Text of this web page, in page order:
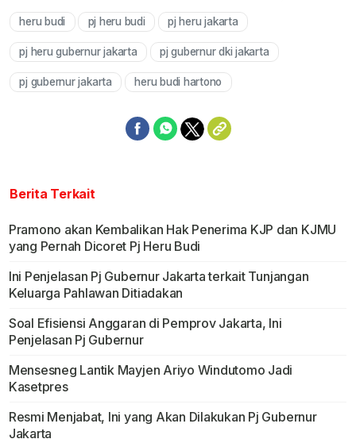
heru budi pj heru budi pj heru jakarta
pj heru gubernur jakarta pj gubernur dki jakarta
pj gubernur jakarta heru budi hartono
Berita Terkait
Pramono akan Kembalikan Hak Penerima KJP dan KJMU
yang Pernah Dicoret Pj Heru Budi
Ini Penjelasan Pj Gubernur Jakarta terkait Tunjangan
Keluarga Pahlawan Ditiadakan
Soal Efisiensi Anggaran di Pemprov Jakarta, Ini
Penjelasan Pj Gubernur
Mensesneg Lantik Mayjen Ariyo Windutomo Jadi
Kasetpres
Resmi Menjabat, Ini yang Akan Dilakukan Pj Gubernur
Jakarta